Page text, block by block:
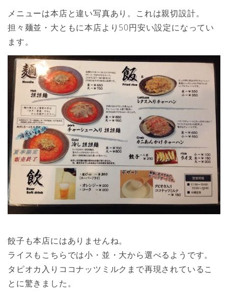
メニューは本店と違い写真あり。これは親切設計。
担々麺並・大ともに本店より50円安い設定になってい
ます。
餃子も本店にはありませんね。
ライスもこちらでは小・並・大から選べるようです。
タピオカ入りココナッツミルクまで再現されているこ
とに驚きました。